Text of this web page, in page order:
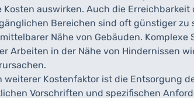
Kosten auswirken. Auch die
Bereichen sind oft günstiger zu
Nähe von Gebäuden.
Arbeiten in der Nähe von Hindernissen
weiterer Kostenfaktor ist die Entsorgung
Vorschriften und spezifischen